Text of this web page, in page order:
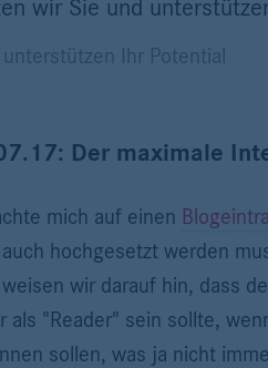
wir Sie und
Ihr Potential
Der maximale
mich auf einen
hochgesetzt werden
wir darauf hin, dass
als "Reader" sein sollte,
sollen, was ja nicht